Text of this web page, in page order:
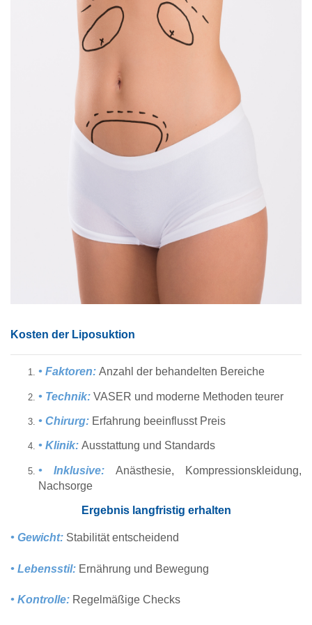
Kosten der Liposuktion
• Faktoren: Anzahl der behandelten Bereiche
• Technik: VASER und moderne Methoden teurer
• Chirurg: Erfahrung beeinflusst Preis
• Klinik: Ausstattung und Standards
• Inklusive: Anästhesie, Kompressionskleidung,
Nachsorge
Ergebnis langfristig erhalten
• Gewicht: Stabilität entscheidend
• Lebensstil: Ernährung und Bewegung
• Kontrolle: Regelmäßige Checks